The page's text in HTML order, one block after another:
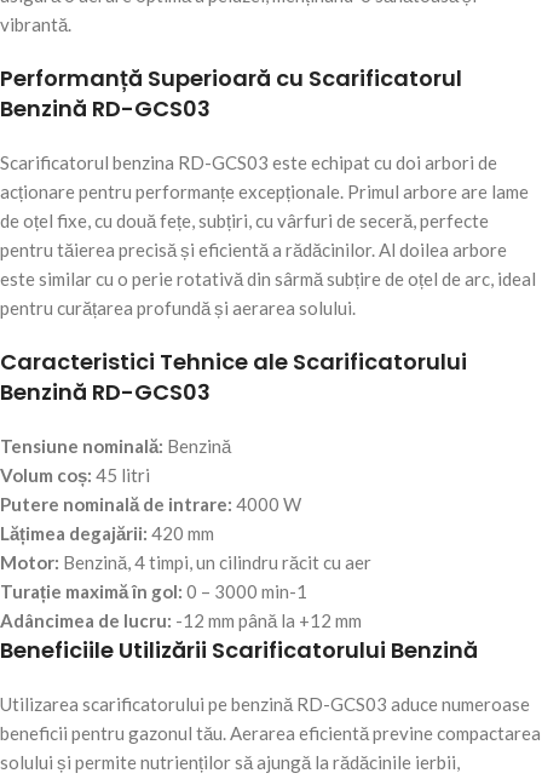
vibrantă.
Performanță Superioară cu Scarificatorul
Benzină RD-GCS03
Scarificatorul benzina RD-GCS03 este echipat cu doi arbori de
acționare pentru performanțe excepționale. Primul arbore are lame
de oțel fixe, cu două fețe, subțiri, cu vârfuri de seceră, perfecte
pentru tăierea precisă și eficientă a rădăcinilor. Al doilea arbore
este similar cu o perie rotativă din sârmă subțire de oțel de arc, ideal
pentru curățarea profundă și aerarea solului.
Caracteristici Tehnice ale Scarificatorului
Benzină RD-GCS03
Tensiune nominală: Benzină
Volum coș: 45 litri
Putere nominală de intrare: 4000 W
Lățimea degajării: 420 mm
Motor: Benzină, 4 timpi, un cilindru răcit cu aer
Turație maximă în gol: 0 – 3000 min-1
Adâncimea de lucru: -12 mm până la +12 mm
Beneficiile Utilizării Scarificatorului Benzină
Utilizarea scarificatorului pe benzină RD-GCS03 aduce numeroase
beneficii pentru gazonul tău. Aerarea eficientă previne compactarea
solului și permite nutrienților să ajungă la rădăcinile ierbii,